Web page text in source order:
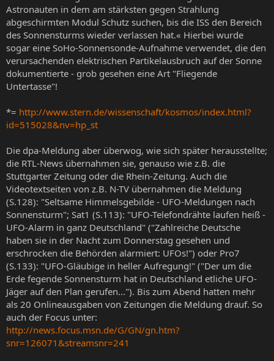
Astronauten in dem am stärksten gegen Strahlung
abgeschirmten Modul Schutz suchen, bis die ISS den Bereich
des Sonnensturms wieder verlassen hat.« Hierbei wurde
sogar eine SoHo-Sonnensonde-Aufnahme verwendet, die den
verursachenden elektrischen Partikelausbruch auf der Sonne
dokumentierte - grob gesehen eine Art "Fliegende
Untertasse"!
*= http://www.stern.de/wissenschaft/kosmos/index.html?
id=515028&nv=hp_st
Die dpa-Meldung aber überwog, wie sich später herausstellte;
die RTL-News übernahmen sie, genauso wie z.B. die
Stuttgarter Zeitung oder die Rhein-Zeitung. Auch die
Videotextseiten von z.B. N-TV übernahmen die Meldung
(S.128): "Seltsame Himmelsgebilde - UFO-Meldungen nach
Sonnensturm"; Sat1 (S.113): "UFO-Telefondrähte laufen heiß -
UFO-Alarm in ganz Deutschland" ("Zahlreiche Deutsche
haben sie in der Nacht zum Donnerstag gesehen und
erschrocken die Behörden alarmiert: UFOs!") oder Pro7
(S.133): "UFO-Gläubige in heller Aufregung!" ("Der um die
Erde fegende Sonnensturm hat in Deutschland etliche UFO-
Jäger auf den Plan gerufen..."). Bis zum Abend hatten mehr
als 20 Onlineausgaben von Zeitungen die Meldung drauf. So
auch der Focus unter:
http://news.focus.msn.de/G/GN/gn.htm?
snr=126071&streamsnr=241